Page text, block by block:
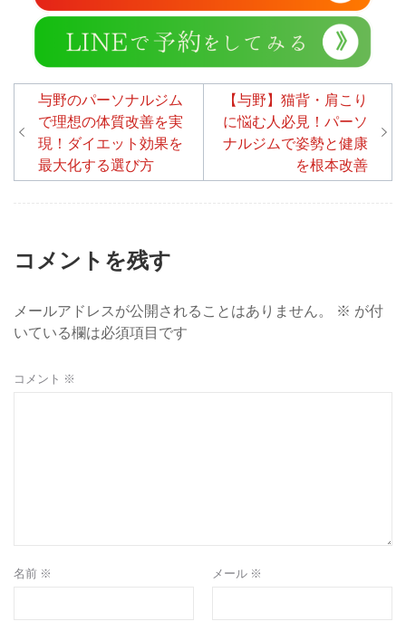
投
稿
ナ
ビ
ー
シ
ョ
ン
与野のパーソナルジム
で理想の体質改善を実
現！ダイエット効果を
最大化する選び方
【与野】猫背・肩こり
に悩む人必見！パーソ
ナルジムで姿勢と健康
を根本改善
コメントを残す
メールアドレスが公開されることはありません。 ※ が付
いている欄は必須項目です
コメント ※
名前 ※ メール ※